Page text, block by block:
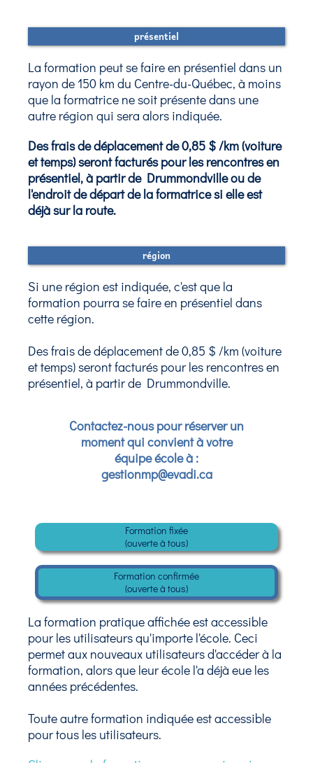
présentiel
La formation peut se faire en présentiel dans un
rayon de 150 km du Centre-du-Québec, à moins
que la formatrice ne soit présente dans une
autre région qui sera alors indiquée.
Des frais de déplacement de 0,85 $ /km (voiture
et temps) seront facturés pour les rencontres en
présentiel, à partir de Drummondville ou de
l'endroit de départ de la formatrice si elle est
déjà sur la route.
région
Si une région est indiquée, c'est que la
formation pourra se faire en présentiel dans
cette région.
Des frais de déplacement de 0,85 $ /km (voiture
et temps) seront facturés pour les rencontres en
présentiel, à partir de Drummondville.
Contactez-nous pour réserver un
moment qui convient à votre
équipe école à :
gestionmp@evadi.ca
Formation fixée
(ouverte à tous)
Formation confirmée
(ouverte à tous)
La formation pratique affichée est accessible
pour les utilisateurs qu'importe l'école. Ceci
permet aux nouveaux utilisateurs d'accéder à la
formation, alors que leur école l'a déjà eue les
années précédentes.
Toute autre formation indiquée est accessible
pour tous les utilisateurs.